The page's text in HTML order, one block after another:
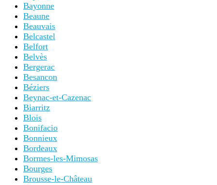
Bayonne
Beaune
Beauvais
Belcastel
Belfort
Belvès
Bergerac
Besancon
Béziers
Beynac-et-Cazenac
Biarritz
Blois
Bonifacio
Bonnieux
Bordeaux
Bormes-les-Mimosas
Bourges
Brousse-le-Château